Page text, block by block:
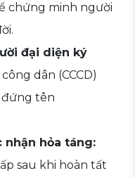
chứng minh người
đại diện ký
dân (CCCD)
đứng tên
nhận hỏa táng:
sau khi hoàn tất